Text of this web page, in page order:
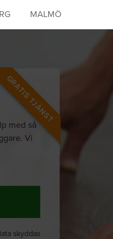
MALMÖ
GRATIS TJÄNST
med så
Vi
skyddas